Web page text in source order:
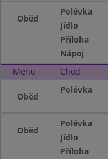
Oběd
Polévka
Jídlo
Příloha
Nápoj
Menu
Chod
Oběd
Polévka
Oběd
Polévka
Jídlo
Příloha